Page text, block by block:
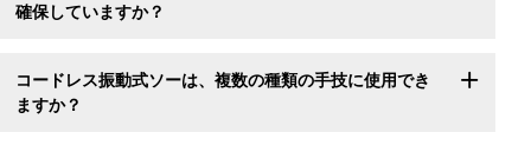
確保していますか？
コードレス振動式ソーは、複数の種類の手技に使用でき
ますか？